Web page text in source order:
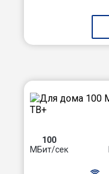
100
МБит/сек